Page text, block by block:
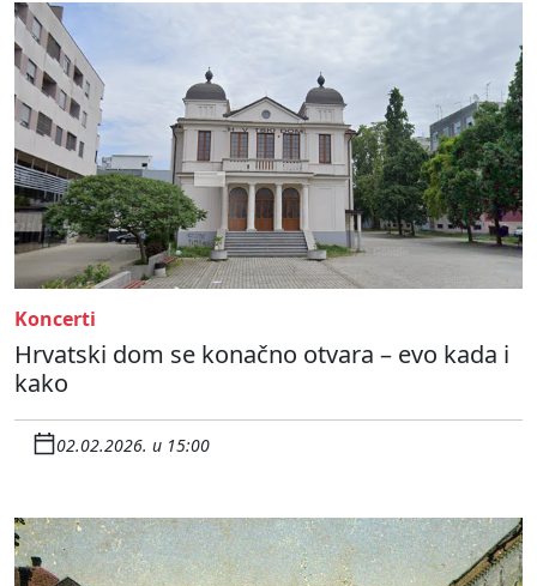
Koncerti
Hrvatski dom se konačno otvara – evo kada i
kako
02.02.2026. u 15:00